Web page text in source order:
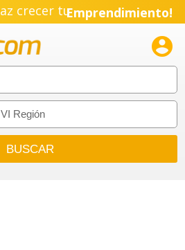
crecer tuEmprendimiento!
